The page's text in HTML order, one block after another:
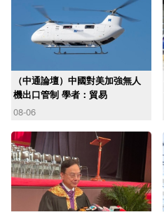
（中通論壇）中國對美加強無人
機出口管制 學者：貿易
08-06